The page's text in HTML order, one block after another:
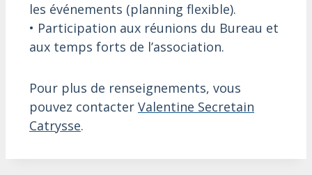
les événements (planning flexible).
• Participation aux réunions du Bureau et
aux temps forts de l’association.
Pour plus de renseignements, vous
pouvez contacter Valentine Secretain
Catrysse.